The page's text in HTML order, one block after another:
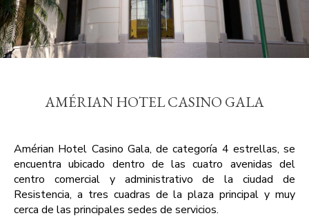
AMÉRIAN HOTEL CASINO GALA
Amérian Hotel Casino Gala, de categoría 4 estrellas, se
encuentra ubicado dentro de las cuatro avenidas del
centro comercial y administrativo de la ciudad de
Resistencia, a tres cuadras de la plaza principal y muy
cerca de las principales sedes de servicios.